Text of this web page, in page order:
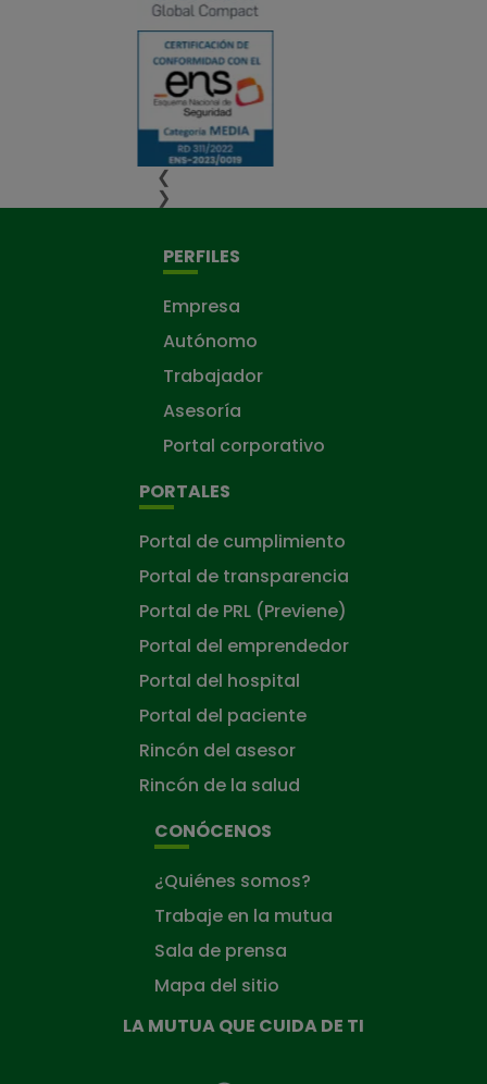
❮
❯
PERFILES
Empresa
Autónomo
Trabajador
Asesoría
Portal corporativo
PORTALES
Portal de cumplimiento
Portal de transparencia
Portal de PRL (Previene)
Portal del emprendedor
Portal del hospital
Portal del paciente
Rincón del asesor
Rincón de la salud
CONÓCENOS
¿Quiénes somos?
Trabaje en la mutua
Sala de prensa
Mapa del sitio
LA MUTUA QUE CUIDA DE TI